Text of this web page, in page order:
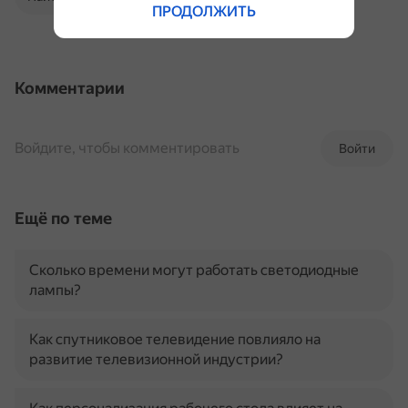
Комментарии
Войти
Войдите, чтобы комментировать
Ещё по теме
Сколько времени могут работать светодиодные
лампы?
Как спутниковое телевидение повлияло на
развитие телевизионной индустрии?
ПРОДОЛЖИТЬ